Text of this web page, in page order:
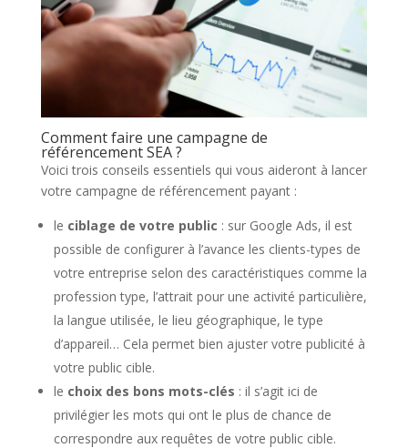
Comment faire une campagne de
référencement SEA ?
Voici trois conseils essentiels qui vous aideront à lancer
votre campagne de référencement payant :
le ciblage de votre public : sur Google Ads, il est
possible de configurer à l’avance les clients-types de
votre entreprise selon des caractéristiques comme la
profession type, l’attrait pour une activité particulière,
la langue utilisée, le lieu géographique, le type
d’appareil… Cela permet bien ajuster votre publicité à
votre public cible.
le choix des bons mots-clés : il s’agit ici de
privilégier les mots qui ont le plus de chance de
correspondre aux requêtes de votre public cible.